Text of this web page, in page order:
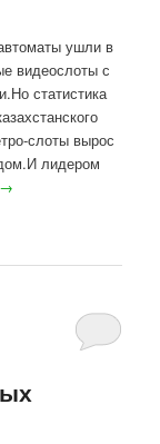
ушли в
видеослоты с
статистика
слоты вырос
лидером
→